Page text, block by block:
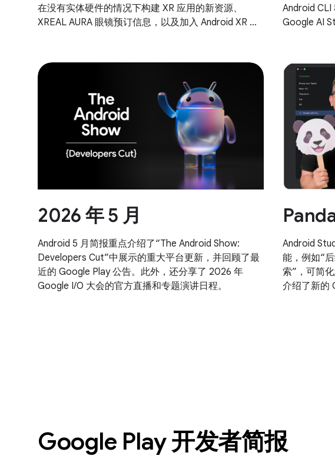
在没有实体硬件的情况下构建 XR 应用的新资源、
XREAL AURA 眼镜预订信息，以及加入 Android XR 开
Android CLI
Google AI
2026 年 5 月
Android 5 月简报重点介绍了“The Android Show:
Developers Cut”中展示的重大平台更新，并回顾了最
近的 Google Play 公告。此外，还分享了 2026 年
Google I/O 大会的官方直播和专题演讲日程。
Android
能，例如“
索”，可简
介绍了新的
Google Play 开发者简报